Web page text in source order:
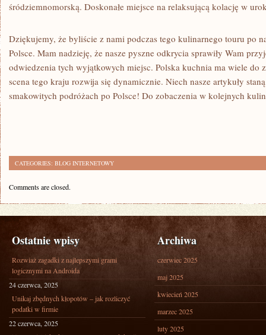
śródziemnomorską.​ Doskonałe miejsce na ⁤relaksującą kolację w
Dziękujemy, że byliście z nami podczas tego kulinarnego touru po​
Polsce. Mam nadzieję, że nasze pyszne odkrycia sprawiły ‍Wam
odwiedzenia tych wyjątkowych miejsc. Polska⁣ kuchnia ma wiele ‌do
scena tego kraju rozwija się dynamicznie. Niech nasze artykuły
smakowitych‍ podróżach po Polsce! Do zobaczenia ​w kolejnych
CATEGORIES: BLOG INTERNETOWY
Comments are closed.
Ostatnie wpisy
Rozwiaż zagadki z najlepszymi grami
logicznymi na Androida
24 czerwca, 2025
Unikaj zbędnych kłopotów – jak rozliczyć
podatki w firmie
22 czerwca, 2025
Archiwa
czerwiec 2025
maj 2025
kwiecień 2025
marzec 2025
luty 2025